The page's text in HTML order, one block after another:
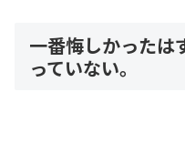
一番悔しかったは
っていない。